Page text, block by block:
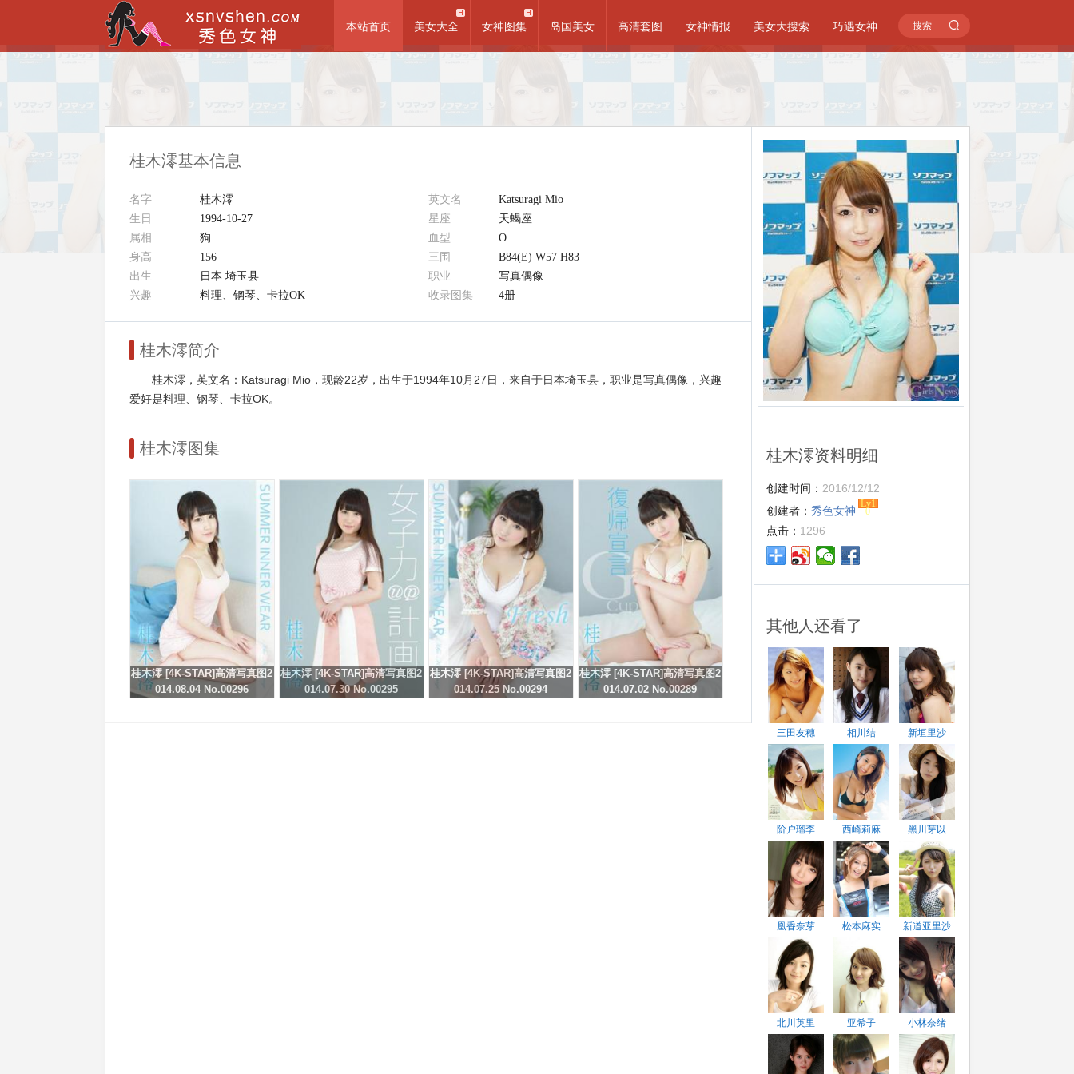
本站首页 美女大全 女神图集 岛国美女 高清套图 女神情报 美女大搜索 巧遇女神
桂木澪基本信息
名字 桂木澪 英文名
Katsuragi Mio
生日
1994-10-27 星座
天蝎座
属相
狗 血型
O
身高
156 三围
B84(E) W57 H83
出生
日本 埼玉县 职业
写真偶像
兴趣
料理、钢琴、卡拉OK 收录图集 4册
桂木澪简介
桂木澪，英文名：Katsuragi Mio，现龄22岁，出生于1994年10月27日，来自于日本埼玉县，职业是写真偶像，兴趣
爱好是料理、钢琴、卡拉OK。
桂木澪图集
桂木澪 [4K-STAR]高清写真图2
014.08.04 No.00296
桂木澪 [4K-STAR]高清写真图2
014.07.30 No.00295
桂木澪 [4K-STAR]高清写真图2
014.07.25 No.00294
桂木澪 [4K-STAR]高清写真图2
014.07.02 No.00289
桂木澪资料明细
创建时间： 2016/12/12
创建者： 秀色女神
Lv1
0
点击： 1296
其他人还看了
三田友穗 相川结 新垣里沙
阶户瑠李 西崎莉麻 黑川芽以
凰香奈芽 松本麻实 新道亚里沙
北川英里 亚希子 小林奈绪